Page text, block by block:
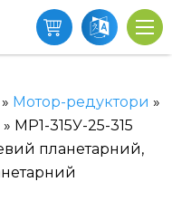
» Мотор-редуктори »
» МР1-315У-25-315
планетарний,